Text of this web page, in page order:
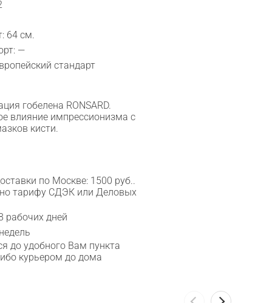
64 см.
—
стандарт
гобелена RONSARD.
влияние импрессионизма с
кисти.
по Москве: 1500 руб..
тарифу СДЭК или Деловых
рабочих дней
до удобного Вам пункта
курьером до дома